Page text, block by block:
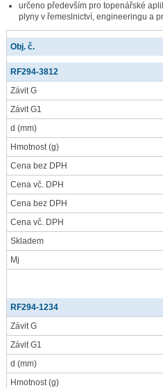
určeno především pro topenářské
plyny v řemeslnictví, engineeringu a
Obj. č.
RF294-3812
Závit G
Závit G1
d (mm)
Hmotnost(g)
Cena bez DPH
Cena vč. DPH
Cena bez DPH
Cena vč. DPH
Skladem
Mj
RF294-1234
Závit G
Závit G1
d (mm)
Hmotnost(g)